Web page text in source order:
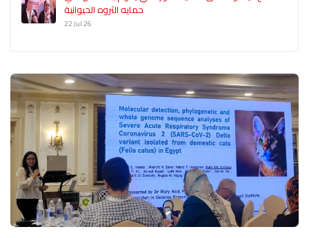
حمايه الثروه الحيوانية
22 Jul 26